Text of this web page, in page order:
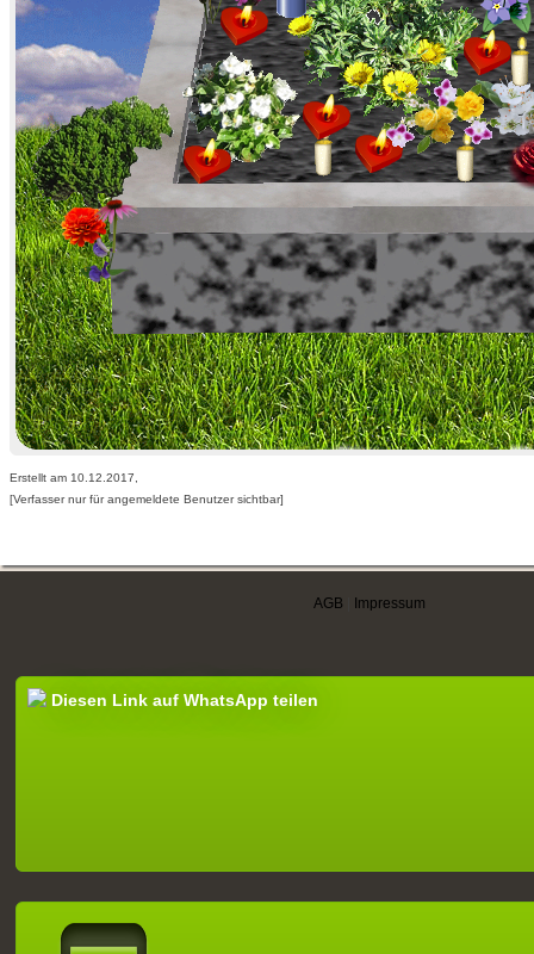
Erstellt am 10.12.2017,
[Verfasser nur für angemeldete Benutzer sichtbar]
AGB Impressum
Diesen Link auf WhatsApp teilen